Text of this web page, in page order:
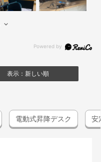
表示：新しい順
電動式昇降デスク 安